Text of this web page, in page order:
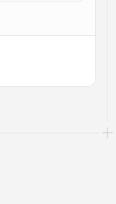
chamadas
várias pessoas